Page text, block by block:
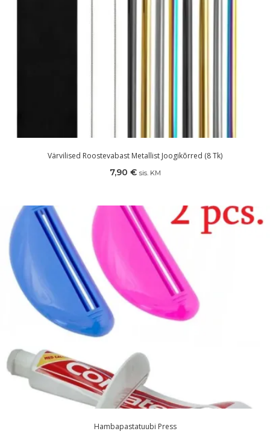
Värvilised Roostevabast Metallist Joogikõrred (8 Tk)
7,90 € sis. KM
Hambapastatuubi Press